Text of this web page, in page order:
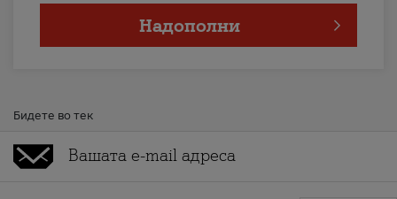
Надополни
Бидете во тек